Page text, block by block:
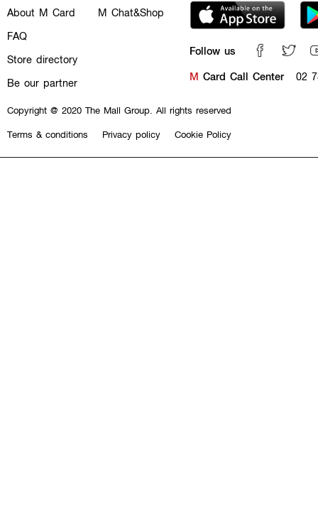
About M Card
FAQ
Store directory
Be our partner
M Chat&Shop
Follow us
M Card Call Center 02
Copyright @ 2020 The Mall Group. All rights reserved
Terms & conditions
Privacy policy Cookie Policy